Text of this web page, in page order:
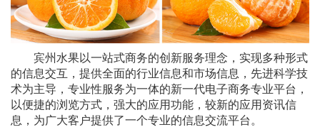
宾州水果以一站式商务的创新服务理念，实现多种形式
的信息交互，提供全面的行业信息和市场信息，先进科学技
术为主导，专业性服务为一体的新一代电子商务专业平台，
以便捷的浏览方式，强大的应用功能，较新的应用资讯信
息，为广大客户提供了一个专业的信息交流平台。